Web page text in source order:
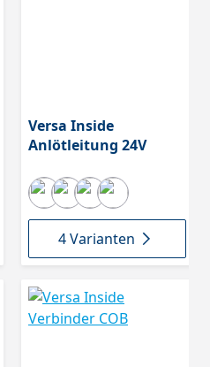
Versa Inside
Anlötleitung 24V
4 Varianten